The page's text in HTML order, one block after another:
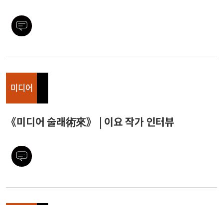
미디어
《미디어 술래術來》 | 이요 작가 인터뷰